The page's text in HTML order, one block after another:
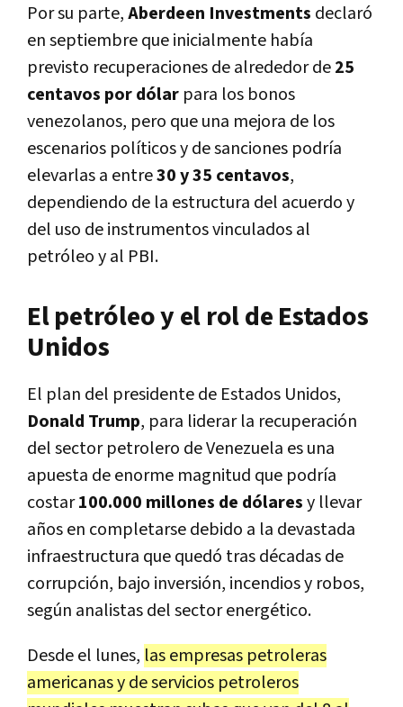
Por su parte,Aberdeen Investments declaró
en septiembre que inicialmente había
previsto recuperaciones de alrededor de25
centavos por dólar para los bonos
venezolanos, pero que una mejora de los
escenarios políticos y de sanciones podría
elevarlas a entre30 y 35 centavos,
dependiendo de la estructura del acuerdo y
del uso de instrumentos vinculados al
petróleo y al PBI.
El petróleo y el rol de Estados
Unidos
El plan del presidente de Estados Unidos,
Donald Trump, para liderar la recuperación
del sector petrolero de Venezuela es una
apuesta de enorme magnitud que podría
costar100.000 millones de dólaresy llevar
años en completarse debido a la devastada
infraestructura que quedó tras décadas de
corrupción, bajo inversión, incendios y robos,
según analistas del sector energético.
Desde el lunes, las empresas petroleras
americanas y de servicios petroleros